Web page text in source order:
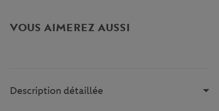
VOUS AIMEREZ AUSSI
Description détaillée